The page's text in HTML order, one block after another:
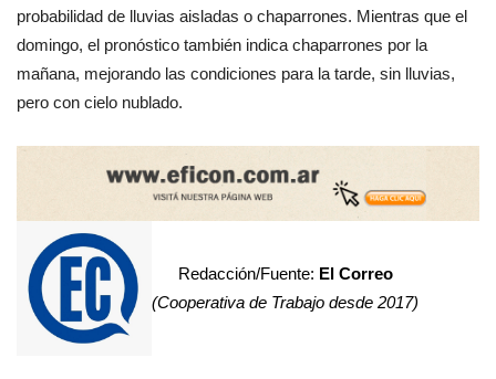
probabilidad de lluvias aisladas o chaparrones. Mientras que el
domingo, el pronóstico también indica chaparrones por la
mañana, mejorando las condiciones para la tarde, sin lluvias,
pero con cielo nublado.
Redacción/Fuente: El Correo
(Cooperativa de Trabajo desde 2017)